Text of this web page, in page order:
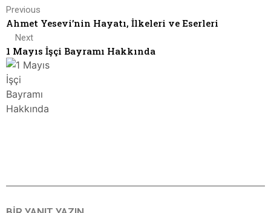
Previous
Ahmet Yesevi’nin Hayatı, İlkeleri ve Eserleri
Next
1 Mayıs İşçi Bayramı Hakkında